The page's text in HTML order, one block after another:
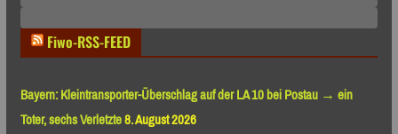
Fiwo-RSS-FEED
Bayern: Kleintransporter-Überschlag auf der LA 10 bei Postau → ein
Toter, sechs Verletzte8. August 2026